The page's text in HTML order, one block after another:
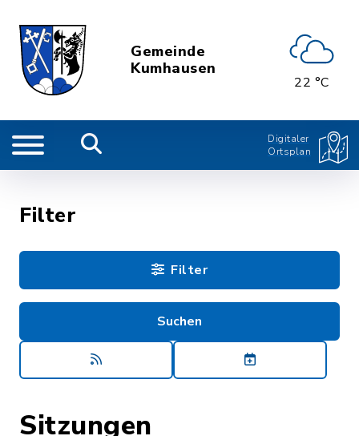
Gemeinde
Kumhausen
22 °C
Digitaler
Ortsplan
Sitzungen
Filter
Filter